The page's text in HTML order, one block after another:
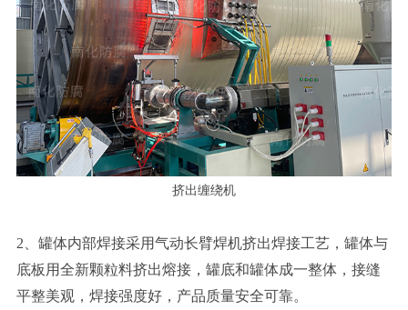
挤出缠绕机
2、罐体内部焊接采用气动长臂焊机挤出焊接工艺，罐体与
底板用全新颗粒料挤出熔接，罐底和罐体成一整体，接缝
平整美观，焊接强度好，产品质量安全可靠。